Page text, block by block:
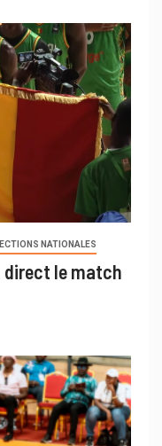
NATIONALES
direct le match